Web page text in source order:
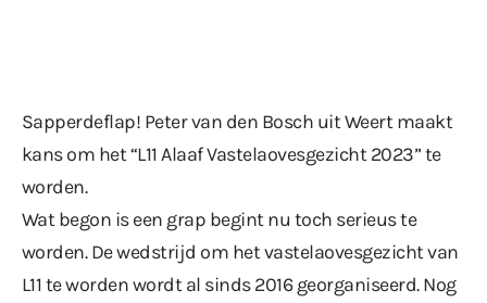
Sapperdeflap! Peter van den Bosch uit Weert maakt
kans om het “L11 Alaaf Vastelaovesgezicht 2023” te
worden.
Wat begon is een grap begint nu toch serieus te
worden. De wedstrijd om het vastelaovesgezicht van
L11 te worden wordt al sinds 2016 georganiseerd. Nog